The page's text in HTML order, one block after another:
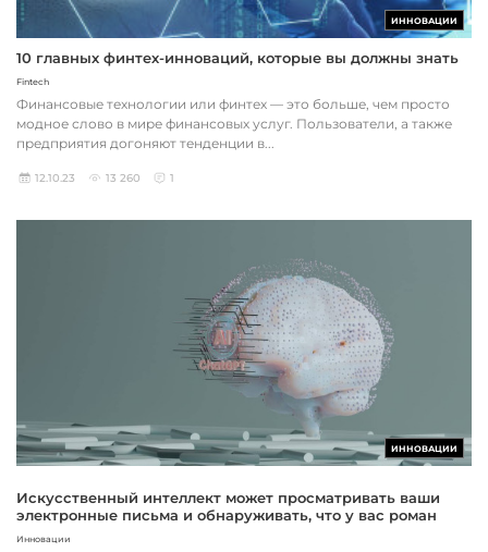
ИННОВАЦИИ
10 главных финтех-инноваций, которые вы должны знать
Fintech
Финансовые технологии или финтех — это больше, чем просто
модное слово в мире финансовых услуг. Пользователи, а также
предприятия догоняют тенденции в...
12.10.23 13 260 1
ИННОВАЦИИ
Искусственный интеллект может просматривать ваши
электронные письма и обнаруживать, что у вас роман
Инновации